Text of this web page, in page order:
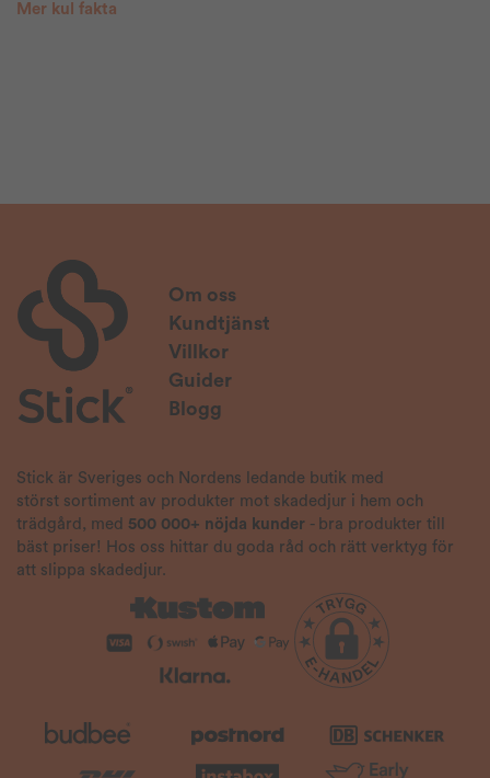
Mer kul fakta
Om oss
Kundtjänst
Villkor
Guider
Blogg
Stick är Sveriges och Nordens ledande butik med
störst sortiment av produkter mot skadedjur i hem och
trädgård, med 500 000+ nöjda kunder - bra produkter till
bäst priser! Hos oss hittar du goda råd och rätt verktyg för
att slippa skadedjur.